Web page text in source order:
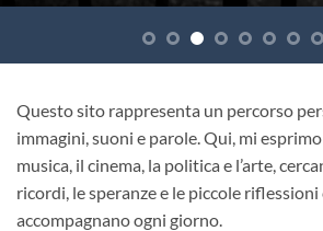
Questo sito rappresenta un percorso
immagini, suoni e parole. Qui, mi
musica, il cinema, la politica e l’arte,
ricordi, le speranze e le piccole riflessioni
accompagnano ogni giorno.